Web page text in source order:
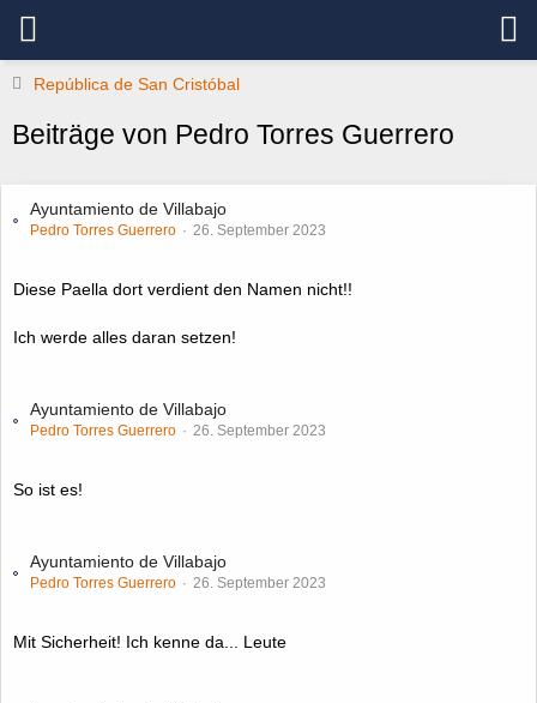
República de San Cristóbal
Beiträge von Pedro Torres Guerrero
Ayuntamiento de Villabajo
Pedro Torres Guerrero 26. September 2023
Diese Paella dort verdient den Namen nicht!!
Ich werde alles daran setzen!
Ayuntamiento de Villabajo
Pedro Torres Guerrero 26. September 2023
So ist es!
Ayuntamiento de Villabajo
Pedro Torres Guerrero 26. September 2023
Mit Sicherheit! Ich kenne da... Leute